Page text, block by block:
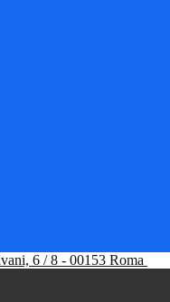
6 / 8 - 00153 Roma